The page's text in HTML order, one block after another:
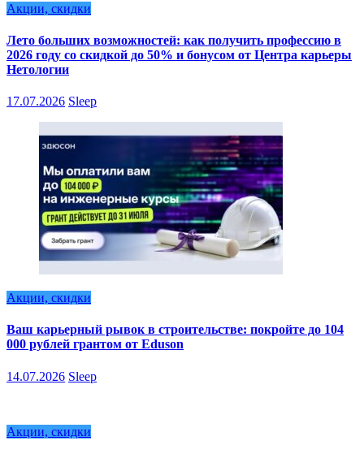
Акции, скидки
Лето больших возможностей: как получить профессию в
2026 году со скидкой до 50% и бонусом от Центра карьеры
Нетологии
17.07.2026 Sleep
Акции, скидки
Ваш карьерный рывок в строительстве: покройте до 104
000 рублей грантом от Eduson
14.07.2026 Sleep
Акции, скидки